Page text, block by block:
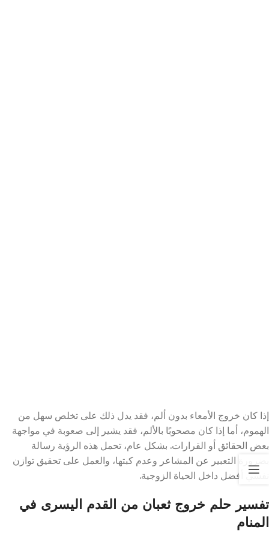
إذا كان خروج الأمعاء بدون ألم، فقد يدل ذلك على تخلص سهل من
الهموم، أما إذا كان مصحوبًا بالألم، فقد يشير إلى صعوبة في مواجهة
بعض الحقائق أو القرارات. بشكل عام، تحمل هذه الرؤية رسالة
بضرورة التعبير عن المشاعر وعدم كبتها، والعمل على تحقيق توازن
نفسي أفضل داخل الحياة الزوجية.
تفسير حلم خروج ثعبان من القدم اليسرى في
المنام